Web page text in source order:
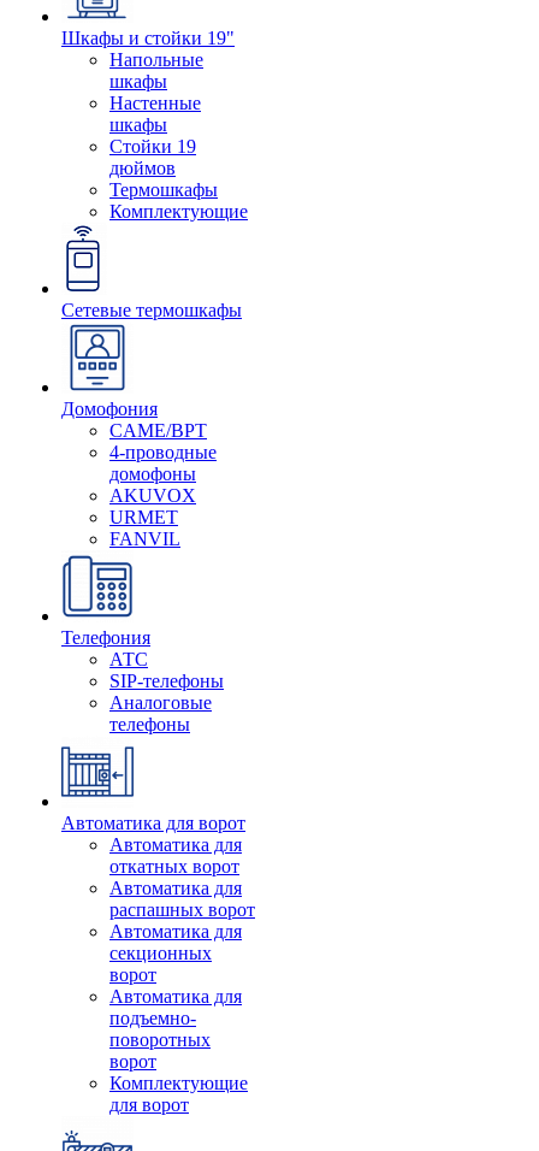
Шкафы и стойки 19"
Напольные
шкафы
Настенные
шкафы
Стойки 19
дюймов
Термошкафы
Комплектующие
Сетевые термошкафы
Домофония
CAME/BPT
4-проводные
домофоны
AKUVOX
URMET
FANVIL
Телефония
АТС
SIP-телефоны
Аналоговые
телефоны
Автоматика для ворот
Автоматика для
откатных ворот
Автоматика для
распашных ворот
Автоматика для
секционных
ворот
Автоматика для
подъемно-
поворотных
ворот
Комплектующие
для ворот